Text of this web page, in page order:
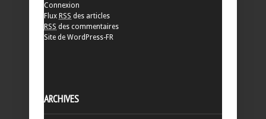
Connexion
Flux RSS des articles
RSS des commentaires
Site de WordPress-FR
ARCHIVES